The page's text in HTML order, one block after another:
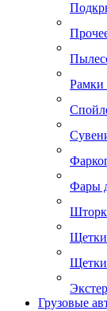
Рамки
Фары
Щетки
Щетки
Грузовые